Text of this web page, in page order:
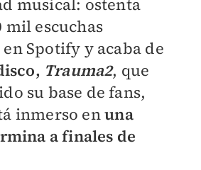
musical: ostenta
mil escuchas
Spotify y acaba de
Trauma2, que
su base de fans,
inmerso enuna
a finales de